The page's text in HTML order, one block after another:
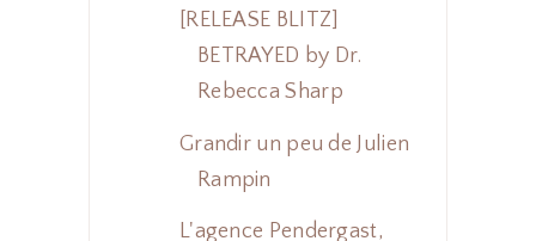
[RELEASE BLITZ]
BETRAYED by Dr.
Rebecca Sharp
Grandir un peu de Julien
Rampin
L'agence Pendergast,